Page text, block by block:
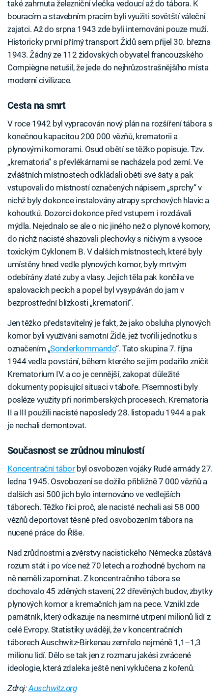
také zahrnuta železniční vlečka vedoucí až do tábora. K
bouracím a stavebním pracím byli využiti sovětští váleční
zajatci. Až do srpna 1943 zde byli internováni pouze muži.
Historicky první přímý transport Židů sem přijel 30. března
1943. Žádný ze 112 židovských obyvatel francouzského
Compiègne netušil, že jede do nejhrůzostrašnějšího místa
moderní civilizace.
Cesta na smrt
V roce 1942 byl vypracován nový plán na rozšíření tábora s
konečnou kapacitou 200 000 vězňů, krematorii a
plynovými komorami. Osud obětí se těžko popisuje. Tzv.
„krematoria“ s převlékárnami se nacházela pod zemí. Ve
zvláštních místnostech odkládali oběti své šaty a pak
vstupovali do místností označených nápisem „sprchy“ v
nichž byly dokonce instalovány atrapy sprchových hlavic a
kohoutků. Dozorci dokonce před vstupem i rozdávali
mýdla. Nejednalo se ale o nic jiného než o plynové komory,
do nichž nacisté shazovali plechovky s ničivým a vysoce
toxickým Cyklonem B. V dalších místnostech, které byly
umístěny hned vedle plynových komor, byly mrtvým
odebírány zlaté zuby a vlasy. Jejich těla pak končila ve
spalovacích pecích a popel byl vysypáván do jam v
bezprostřední blízkosti „krematorií“.
Jen těžko představitelný je fakt, že jako obsluha plynových
komor byli využíváni samotní Židé, jež tvořili jednotku s
označením „Sonderkommando“. Tato skupina 7. října
1944 vedla povstání, během kterého se jim podařilo zničit
Krematorium IV. a co je cennější, zakopat důležité
dokumenty popisující situaci v táboře. Písemnosti byly
posléze využity při norimberských procesech. Krematoria
II a III použili nacisté naposledy 28. listopadu 1944 a pak
je nechali demontovat.
Současnost se zrůdnou minulostí
Koncentrační táborbyl osvobozen vojáky Rudé armády 27.
ledna 1945. Osvobození se dožilo přibližně 7 000 vězňů a
dalších asi 500 jich bylo internováno ve vedlejších
táborech. Těžko říci proč, ale nacisté nechali asi 58 000
vězňů deportovat těsně před osvobozením tábora na
nucené práce do Říše.
Nad zrůdnostmi a zvěrstvy nacistického Německa zůstává
rozum stát i po více než 70 letech a rozhodně bychom na
ně neměli zapomínat. Z koncentračního tábora se
dochovalo 45 zděných stavení, 22 dřevěných budov, zbytky
plynových komor a kremačních jam na pece. Vznikl zde
památník, který odkazuje na nesmírné utrpení milionů lidí z
celé Evropy. Statistiky uvádějí, že v koncentračních
táborech Auschwitz-Birkenau zemřelo nejméně 1,1–1,3
milionu lidí. Dělo se tak jen z rozmaru jakési zvrácené
ideologie, která zdaleka ještě není vyklučena z kořenů.
Zdroj:Auschwitz.org